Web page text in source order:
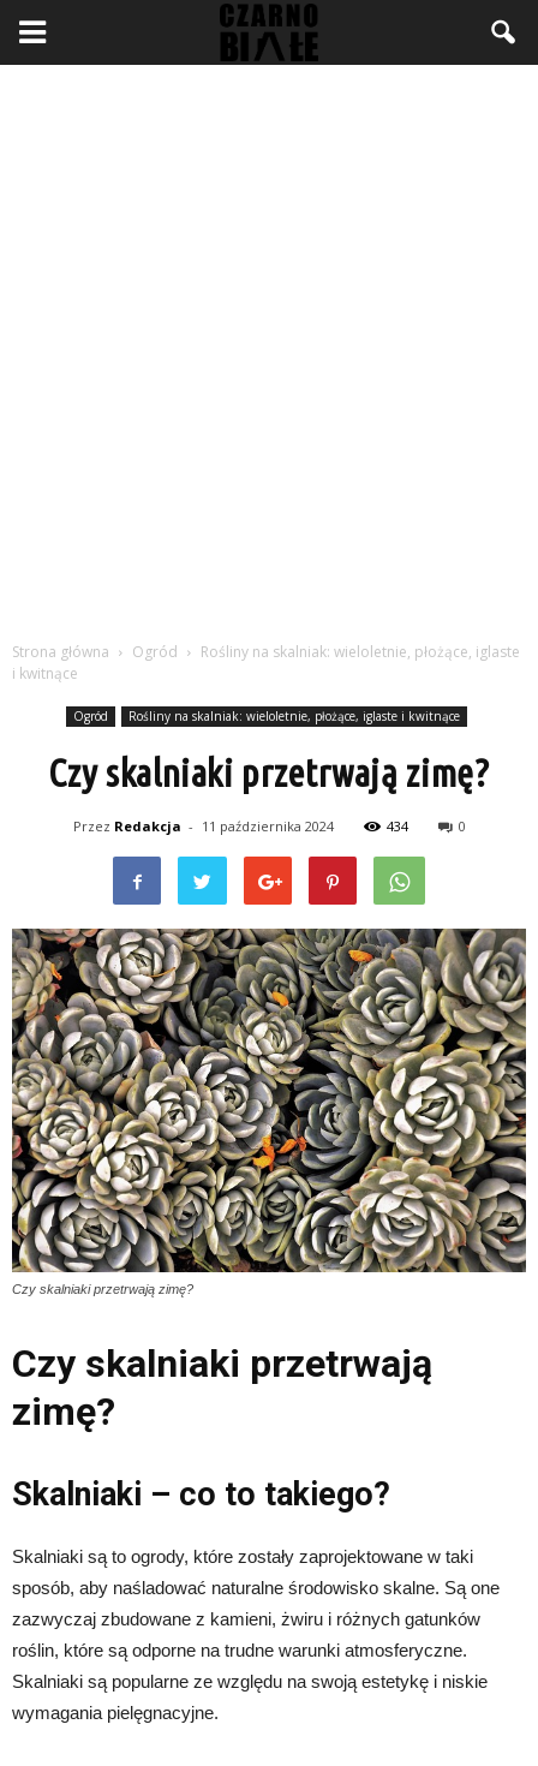
Strona główna Ogród
Rośliny na skalniak: wieloletnie, płożące, iglaste
i kwitnące
Ogród Rośliny na skalniak: wieloletnie, płożące, iglaste i kwitnące
Czy skalniaki przetrwają zimę?
Przez Redakcja - 11 października 2024 434 0
Czy skalniaki przetrwają zimę?
Czy skalniaki przetrwają
zimę?
Skalniaki – co to takiego?
Skalniaki są to ogrody, które zostały zaprojektowane w taki
sposób, aby naśladować naturalne środowisko skalne. Są one
zazwyczaj zbudowane z kamieni, żwiru i różnych gatunków
roślin, które są odporne na trudne warunki atmosferyczne.
Skalniaki są popularne ze względu na swoją estetykę i niskie
wymagania pielęgnacyjne.